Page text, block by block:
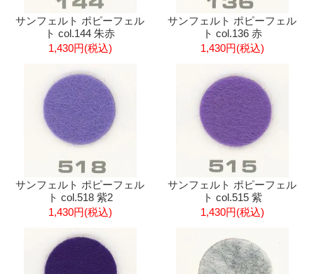
サンフェルト ポピーフェル
ト col.144 朱赤
1,430円(税込)
サンフェルト ポピーフェル
ト col.136 赤
1,430円(税込)
サンフェルト ポピーフェル
ト col.518 紫2
1,430円(税込)
サンフェルト ポピーフェル
ト col.515 紫
1,430円(税込)